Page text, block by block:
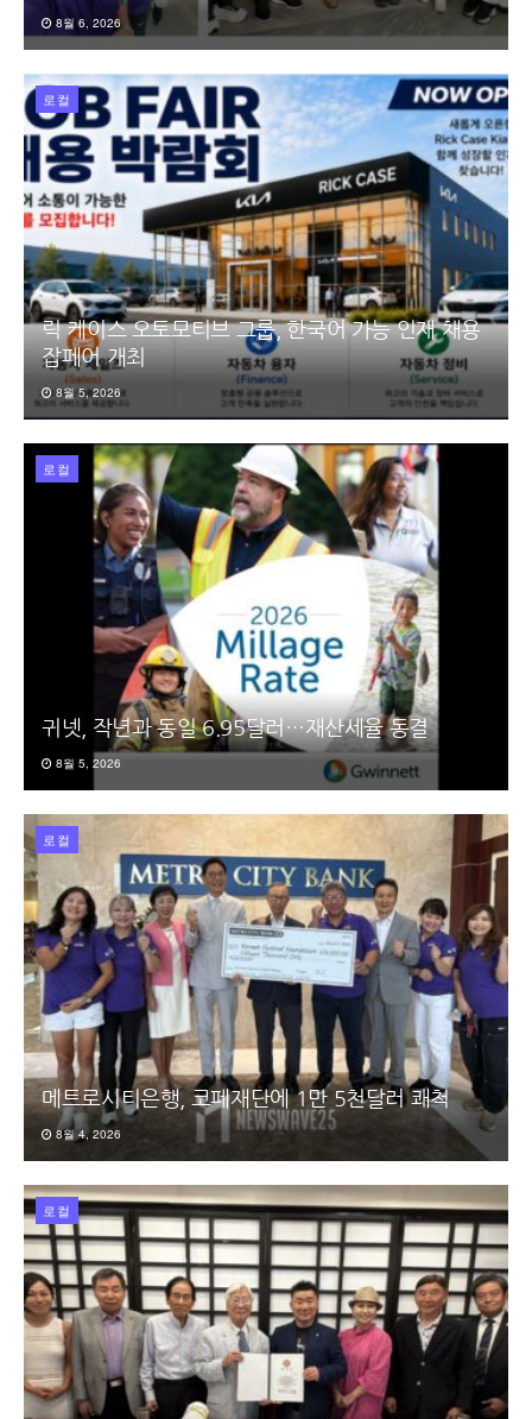
8월 6, 2026
로컬
릭 케이스 오토모티브 그룹, 한국어 가능 인재 채용
잡페어 개최
8월 5, 2026
로컬
귀넷, 작년과 동일 6.95달러…재산세율 동결
8월 5, 2026
로컬
메트로시티은행, 코페재단에 1만 5천달러 쾌척
8월 4, 2026
로컬